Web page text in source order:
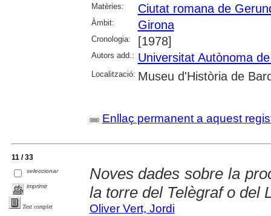
Matèries:
Ciutat romana de
Àmbit: Girona
Cronologia: [1978]
Autors add.: Universitat Autònoma
Localització: Museu d'Història de
Enllaç permanent a aquest
11 / 33
seleccionar
imprimir
Text complet
Noves dades sobre la
la torre del Telègraf o del
Oliver Vert, Jordi